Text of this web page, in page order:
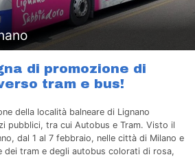
di promozione di
tram e bus!
della località balneare di Lignano
pubblici, tra cui Autobus e Tram. Visto il
dal 1 al 7 febbraio, nelle città di Milano e
dei tram e degli autobus colorati di rosa,